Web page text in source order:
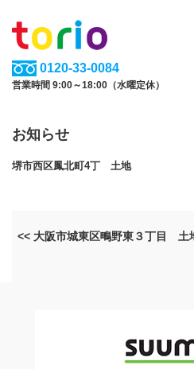
0120-33-0084
営業時間 9:00～18:00（水曜定休）
お知らせ
堺市西区鳳北町4丁 土地
<< 大阪市城東区鴫野東３丁目 土